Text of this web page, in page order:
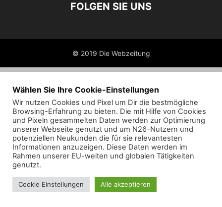
FOLGEN SIE UNS
© 2019 Die Webzeitung
Wählen Sie Ihre Cookie-Einstellungen
Wir nutzen Cookies und Pixel um Dir die bestmögliche
Browsing-Erfahrung zu bieten. Die mit Hilfe von Cookies
und Pixeln gesammelten Daten werden zur Optimierung
unserer Webseite genutzt und um N26-Nutzern und
potenziellen Neukunden die für sie relevantesten
Informationen anzuzeigen. Diese Daten werden im
Rahmen unserer EU-weiten und globalen Tätigkeiten
genutzt.
Cookie Einstellungen Alle akzeptieren